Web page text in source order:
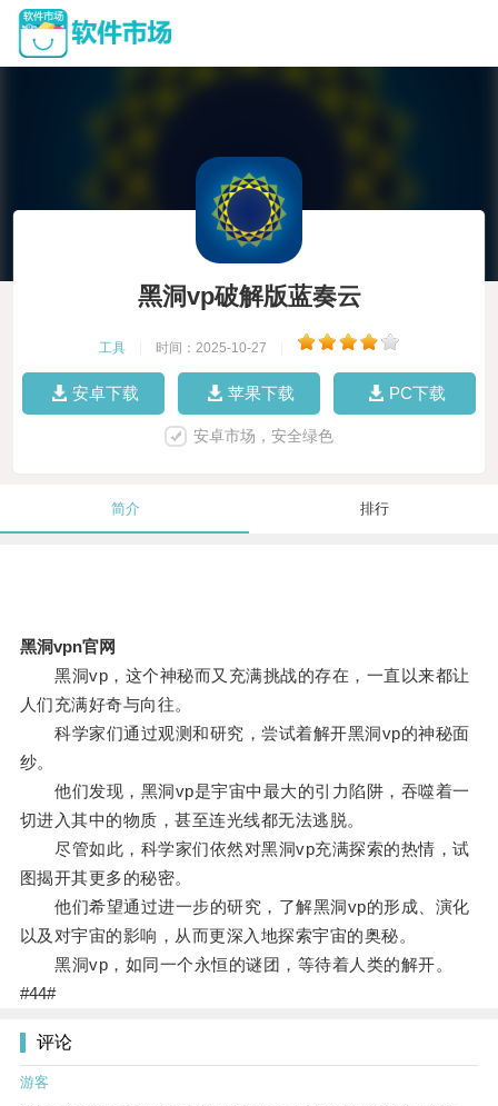
黑洞vp破解版蓝奏云
工具 时间：2025-10-27
安卓下载 苹果下载 PC下载
安卓市场，安全绿色
简介 排行
黑洞vpn官网
黑洞vp，这个神秘而又充满挑战的存在，一直以来都让
人们充满好奇与向往。
科学家们通过观测和研究，尝试着解开黑洞vp的神秘面
纱。
他们发现，黑洞vp是宇宙中最大的引力陷阱，吞噬着一
切进入其中的物质，甚至连光线都无法逃脱。
尽管如此，科学家们依然对黑洞vp充满探索的热情，试
图揭开其更多的秘密。
他们希望通过进一步的研究，了解黑洞vp的形成、演化
以及对宇宙的影响，从而更深入地探索宇宙的奥秘。
黑洞vp，如同一个永恒的谜团，等待着人类的解开。
#44#
评论
游客